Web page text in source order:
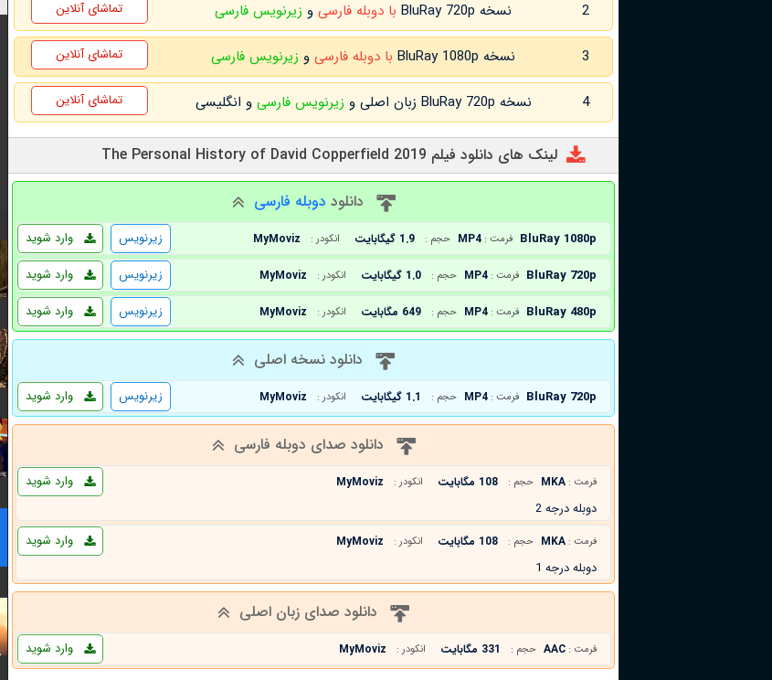
2 نسخه BluRay 720p با دوبله فارسی و زیرنویس فارسی تماشای آنلاین
3 نسخه BluRay 1080p با دوبله فارسی و زیرنویس فارسی تماشای آنلاین
4 نسخه BluRay 720p زبان اصلی و زیرنویس فارسی و انگلیسی تماشای آنلاین
لینک های دانلود فیلم The Personal History of David Copperfield 2019
دانلود دوبله فارسی
BluRay 1080p فرمت : MP4 حجم : 1.9 گیگابایت انکودر : MyMoviz وارد شوید
زیرنویس
BluRay 720p فرمت : MP4 حجم : 1.0 گیگابایت انکودر : MyMoviz وارد شوید
زیرنویس
BluRay 480p فرمت : MP4 حجم : 649 مگابایت انکودر : MyMoviz وارد شوید زیرنویس
دانلود نسخه اصلی
BluRay 720p فرمت : MP4 حجم : 1.1 گیگابایت انکودر : MyMoviz وارد شوید زیرنویس
دانلود صدای دوبله فارسی
فرمت : MKA حجم : 108 مگابایت انکودر : MyMoviz
وارد شوید
دوبله درجه 2
فرمت : MKA حجم : 108 مگابایت انکودر : MyMoviz
وارد شوید
دوبله درجه 1
دانلود صدای زبان اصلی
فرمت : AAC حجم : 331 مگابایت انکودر : MyMoviz وارد شوید